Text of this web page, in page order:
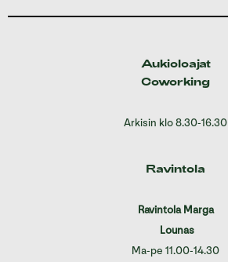
Aukioloajat
Coworking
Arkisin klo 8.30-16.30
Ravintola
Ravintola Marga
Lounas
Ma-pe 11.00-14.30